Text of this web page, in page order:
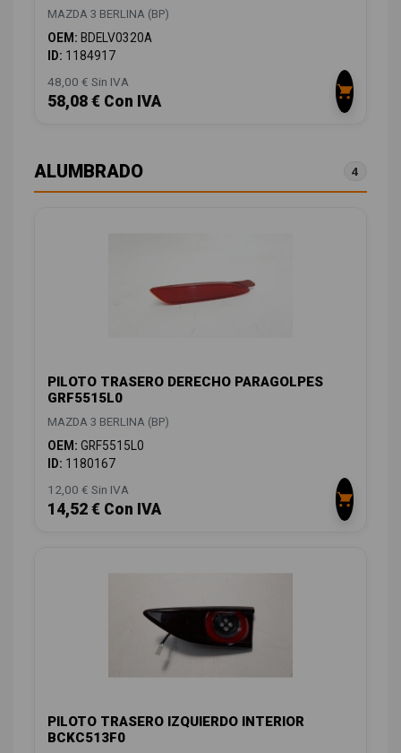
MAZDA 3 BERLINA (BP)
OEM: BDELV0320A
ID: 1184917
48,00 € Sin IVA
58,08 € Con IVA
ALUMBRADO 4
PILOTO TRASERO DERECHO PARAGOLPES
GRF5515L0
MAZDA 3 BERLINA (BP)
OEM: GRF5515L0
ID: 1180167
12,00 € Sin IVA
14,52 € Con IVA
PILOTO TRASERO IZQUIERDO INTERIOR
BCKC513F0